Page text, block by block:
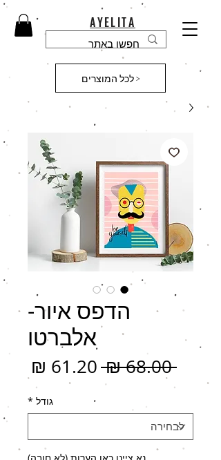
AYELITA
לכל המוצרים >
הדפס איור-
אלברטו
‏68.00 ‏₪
מחיר
רגיל
גודל *